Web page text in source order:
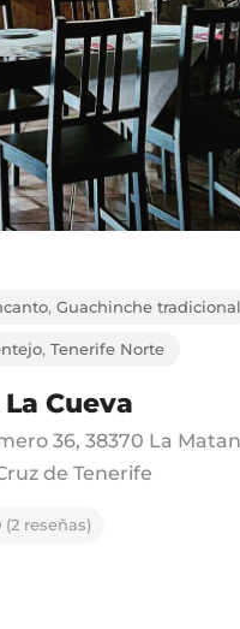
,Tenerife Norte
La Cueva
36, 38370 La